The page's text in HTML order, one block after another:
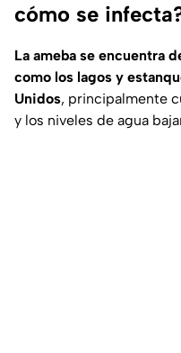
cómo se
La ameba se encuentra
como los lagos y
Unidos, principalmente
y los niveles de agua